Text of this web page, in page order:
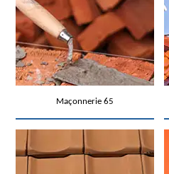
Maçonnerie 65